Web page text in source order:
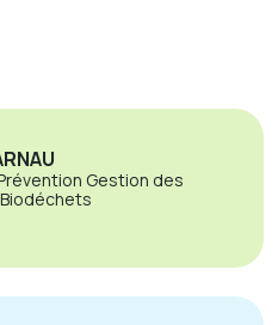
Gestion des